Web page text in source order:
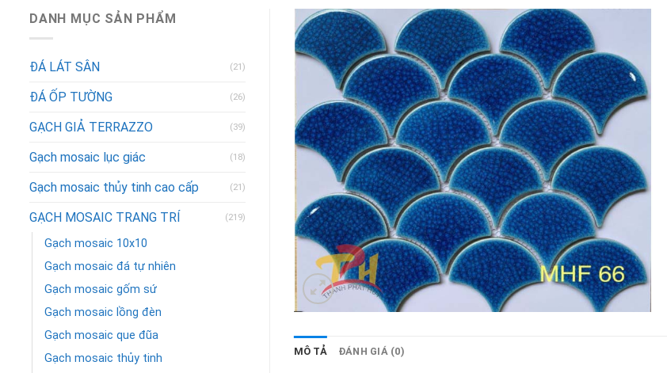
DANH MỤC SẢN PHẨM
ĐÁ LÁT SÂN (21)
ĐÁ ỐP TƯỜNG (26)
GẠCH GIẢ TERRAZZO (39)
Gạch mosaic lục giác (18)
Gạch mosaic thủy tinh cao cấp (21)
GẠCH MOSAIC TRANG TRÍ (219)
Gạch mosaic 10x10
Gạch mosaic đá tự nhiên
Gạch mosaic gốm sứ
Gạch mosaic lồng đèn
Gạch mosaic que đũa
Gạch mosaic thủy tinh
MÔ TẢ ĐÁNH GIÁ (0)